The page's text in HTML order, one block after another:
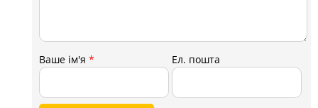
Ваше ім'я* Ел. пошта